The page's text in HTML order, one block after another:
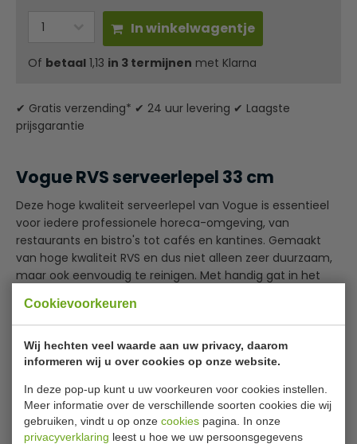
Cookievoorkeuren
Wij hechten veel waarde aan uw privacy, daarom
informeren wij u over cookies op onze website.
In deze pop-up kunt u uw voorkeuren voor cookies instellen.
Meer informatie over de verschillende soorten cookies die wij
gebruiken, vindt u op onze cookies pagina. In onze
privacyverklaring leest u hoe we uw persoonsgegevens
In winkelwagentje
Of betaal 1,13 in 3 termijnen met Klarna
✔ Gratis verzending* ✔ 24 uur levering ✔ Laagste
prijsgarantie
Vogue RVS serveerlepel 33 cm
Deze hoge kwaliteit serveerlepel van Vogue is essentieel
voor iedere professionele horeca-omgeving, van
restaurants en bistro's tot cafés en kantines. Gemaakt
van hoge kwaliteit RVS en dus niet alleen zeer duurzaam,
maar ook eenvoudig te reinigen. Met handig gat in het
Sterke en duurzame constructie
Eenvoudig te reinigen
Handig ophangoogLees meer
Specificaties
Model
F 499